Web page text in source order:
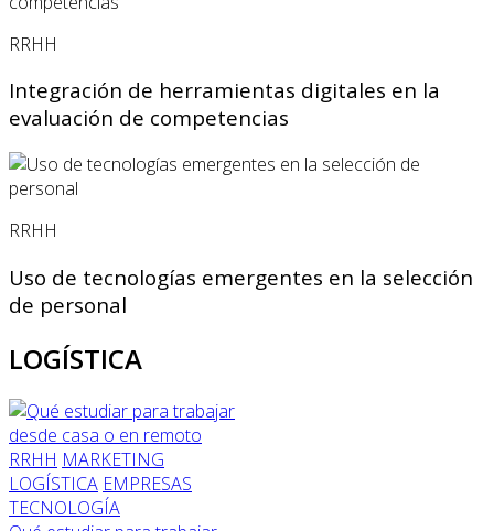
RRHH
Integración de herramientas digitales en la
evaluación de competencias
RRHH
Uso de tecnologías emergentes en la selección
de personal
LOGÍSTICA
RRHH MARKETING
LOGÍSTICA EMPRESAS
TECNOLOGÍA